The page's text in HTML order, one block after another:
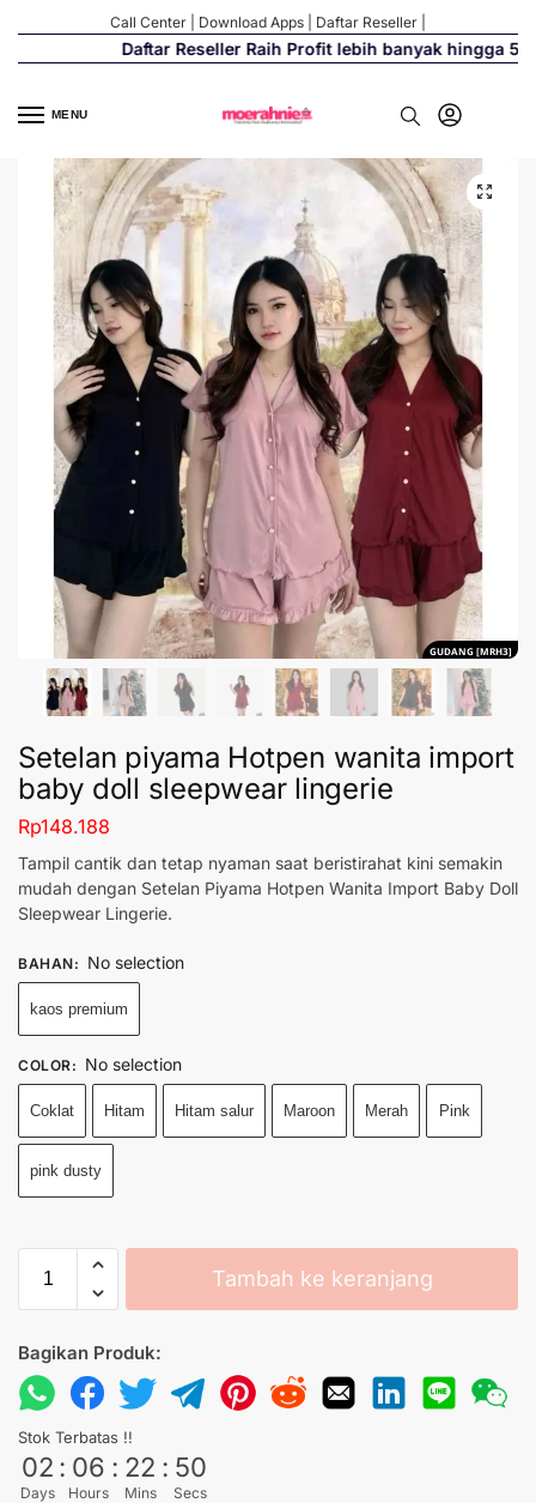
Call Center Download Apps Daftar Reseller
Daftar Reseller Raih Profit lebih banyak hingga 500%
MENU
GUDANG [MRH3]
Setelan piyama Hotpen wanita import
baby doll sleepwear lingerie
Rp148.188
Tampil cantik dan tetap nyaman saat beristirahat kini semakin
mudah dengan Setelan Piyama Hotpen Wanita Import Baby Doll
Sleepwear Lingerie.
BAHAN: No selection
kaos premium
COLOR: No selection
Coklat Hitam Hitam salur Maroon Merah Pink
pink dusty
Tambah ke keranjang
Bagikan Produk:
Stok Terbatas !!
02
Days
: 06
Hours
: 22
Mins
: 50
Secs